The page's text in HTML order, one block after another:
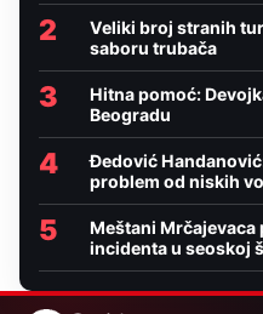
2
Veliki broj stranih
saboru trubača
3
Hitna pomoć:
Beogradu
4
Đedović
problem od niskih
5
Meštani
incidenta u seoskoj